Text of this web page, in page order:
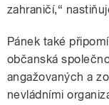
zahraničí,“
Pánek také
občanská
angažovaných a
nevládními